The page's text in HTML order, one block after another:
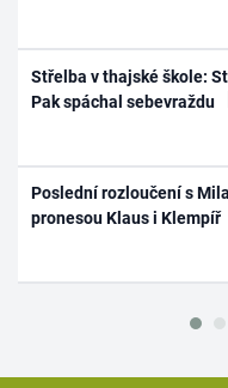
Střelba v thajské škole:
Pak spáchal sebevraždu
Poslední rozloučení s
pronesou Klaus i Klempíř